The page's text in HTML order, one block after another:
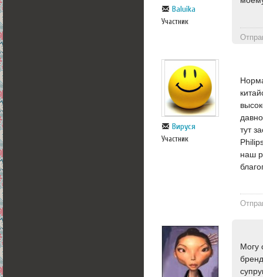
Baluika
Участник
Вируся
Участник
тут
наш
Могу